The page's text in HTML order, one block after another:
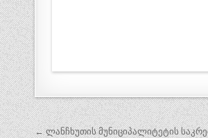
← ლანჩხუთის მუნიციპალიტეტის